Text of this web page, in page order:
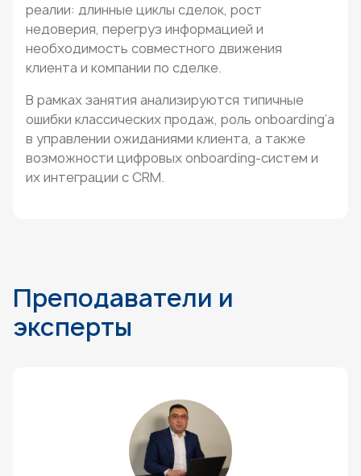
реалии: длинные циклы сделок, рост
недоверия, перегруз информацией и
необходимость совместного движения
клиента и компании по сделке.
В рамках занятия анализируются типичные
ошибки классических продаж, роль onboarding’а
в управлении ожиданиями клиента, а также
возможности цифровых onboarding-систем и
их интеграции с CRM.
Преподаватели и
эксперты